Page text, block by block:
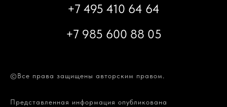
+7 495 410 64 64
+7 985 600 88 05
©Все права защищены авторским правом.
Представленная информация опубликована